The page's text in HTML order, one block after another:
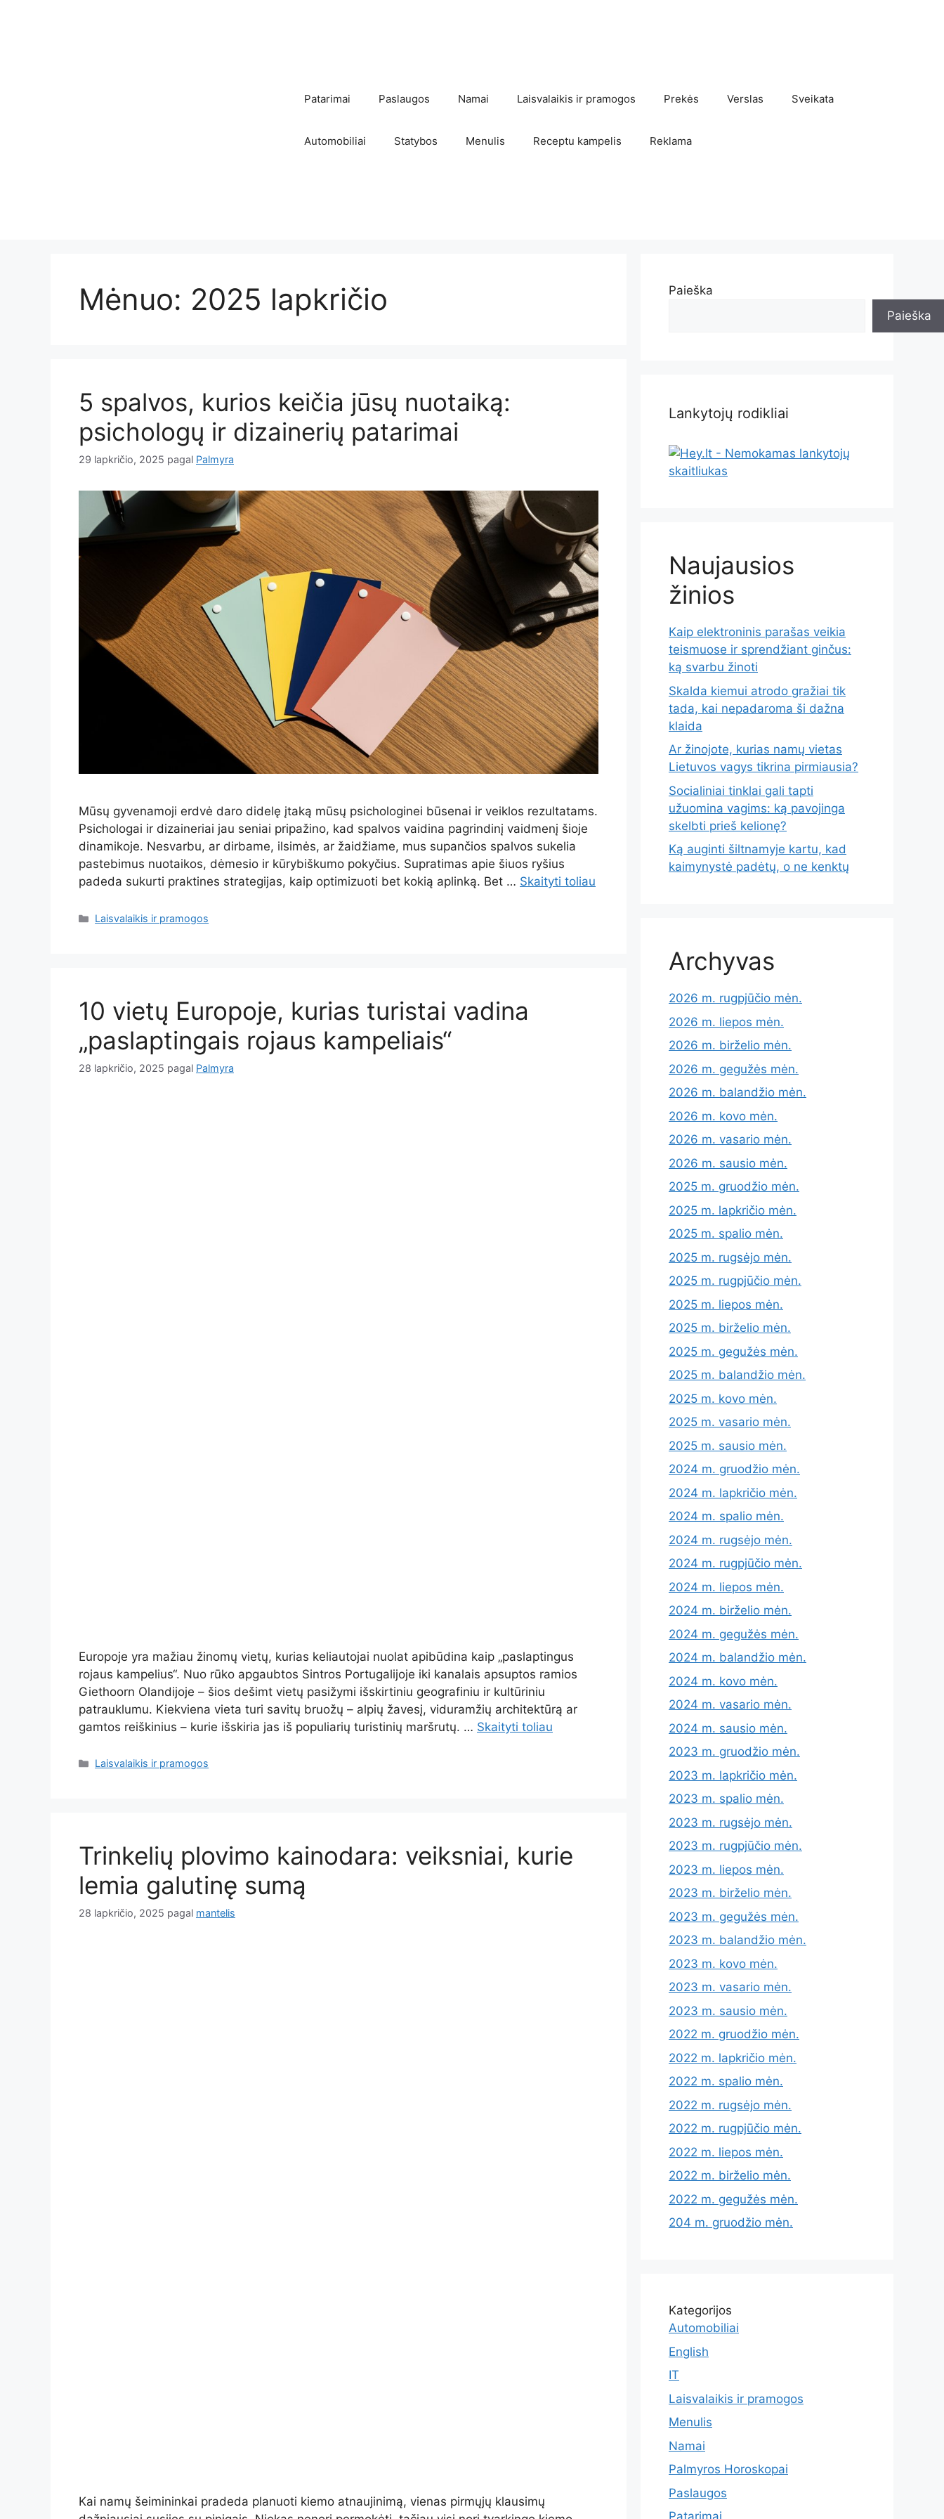
Patarimai Paslaugos Namai Laisvalaikis ir pramogos Prekės Verslas Sveikata
Automobiliai Statybos Menulis Receptu kampelis Reklama
Mėnuo: 2025 lapkričio
5 spalvos, kurios keičia jūsų nuotaiką:
psichologų ir dizainerių patarimai
29 lapkričio, 2025 pagal Palmyra
Mūsų gyvenamoji erdvė daro didelę įtaką mūsų psichologinei būsenai ir veiklos rezultatams.
Psichologai ir dizaineriai jau seniai pripažino, kad spalvos vaidina pagrindinį vaidmenį šioje
dinamikoje. Nesvarbu, ar dirbame, ilsimės, ar žaidžiame, mus supančios spalvos sukelia
pastebimus nuotaikos, dėmesio ir kūrybiškumo pokyčius. Supratimas apie šiuos ryšius
padeda sukurti praktines strategijas, kaip optimizuoti bet kokią aplinką. Bet … Skaityti toliau
Kategorijos
Laisvalaikis ir pramogos
10 vietų Europoje, kurias turistai vadina
„paslaptingais rojaus kampeliais“
28 lapkričio, 2025 pagal Palmyra
Europoje yra mažiau žinomų vietų, kurias keliautojai nuolat apibūdina kaip „paslaptingus
rojaus kampelius“. Nuo rūko apgaubtos Sintros Portugalijoje iki kanalais apsuptos ramios
Giethoorn Olandijoje – šios dešimt vietų pasižymi išskirtiniu geografiniu ir kultūriniu
patrauklumu. Kiekviena vieta turi savitų bruožų – alpių žavesį, viduramžių architektūrą ar
gamtos reiškinius – kurie išskiria jas iš populiarių turistinių maršrutų. … Skaityti toliau
Kategorijos
Laisvalaikis ir pramogos
Trinkelių plovimo kainodara: veiksniai, kurie
lemia galutinę sumą
28 lapkričio, 2025 pagal mantelis
Kai namų šeimininkai pradeda planuoti kiemo atnaujinimą, vienas pirmųjų klausimų
Paieška
Paieška
Lankytojų rodikliai
Naujausios
žinios
Kaip elektroninis parašas veikia
teismuose ir sprendžiant ginčus:
ką svarbu žinoti
Skalda kiemui atrodo gražiai tik
tada, kai nepadaroma ši dažna
klaida
Ar žinojote, kurias namų vietas
Lietuvos vagys tikrina pirmiausia?
Socialiniai tinklai gali tapti
užuomina vagims: ką pavojinga
skelbti prieš kelionę?
Ką auginti šiltnamyje kartu, kad
kaimynystė padėtų, o ne kenktų
Archyvas
2026 m. rugpjūčio mėn.
2026 m. liepos mėn.
2026 m. birželio mėn.
2026 m. gegužės mėn.
2026 m. balandžio mėn.
2026 m. kovo mėn.
2026 m. vasario mėn.
2026 m. sausio mėn.
2025 m. gruodžio mėn.
2025 m. lapkričio mėn.
2025 m. spalio mėn.
2025 m. rugsėjo mėn.
2025 m. rugpjūčio mėn.
2025 m. liepos mėn.
2025 m. birželio mėn.
2025 m. gegužės mėn.
2025 m. balandžio mėn.
2025 m. kovo mėn.
2025 m. vasario mėn.
2025 m. sausio mėn.
2024 m. gruodžio mėn.
2024 m. lapkričio mėn.
2024 m. spalio mėn.
2024 m. rugsėjo mėn.
2024 m. rugpjūčio mėn.
2024 m. liepos mėn.
2024 m. birželio mėn.
2024 m. gegužės mėn.
2024 m. balandžio mėn.
2024 m. kovo mėn.
2024 m. vasario mėn.
2024 m. sausio mėn.
2023 m. gruodžio mėn.
2023 m. lapkričio mėn.
2023 m. spalio mėn.
2023 m. rugsėjo mėn.
2023 m. rugpjūčio mėn.
2023 m. liepos mėn.
2023 m. birželio mėn.
2023 m. gegužės mėn.
2023 m. balandžio mėn.
2023 m. kovo mėn.
2023 m. vasario mėn.
2023 m. sausio mėn.
2022 m. gruodžio mėn.
2022 m. lapkričio mėn.
2022 m. spalio mėn.
2022 m. rugsėjo mėn.
2022 m. rugpjūčio mėn.
2022 m. liepos mėn.
2022 m. birželio mėn.
2022 m. gegužės mėn.
204 m. gruodžio mėn.
Kategorijos
Automobiliai
English
IT
Laisvalaikis ir pramogos
Menulis
Namai
Palmyros Horoskopai
Paslaugos